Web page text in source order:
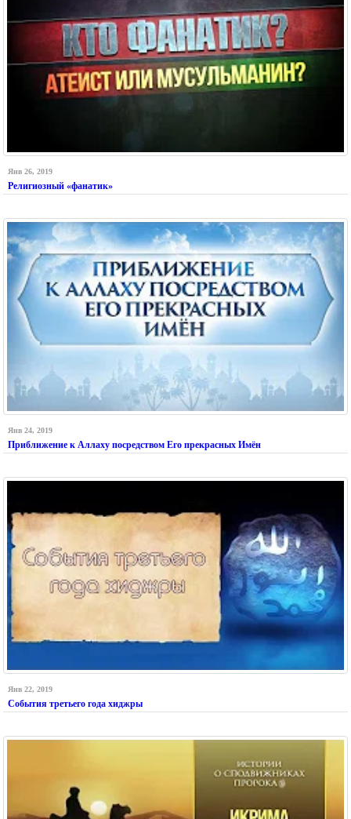
Янв 26, 2019
Религиозный «фанатик»
Янв 24, 2019
Приближение к Аллаху посредством Его прекрасных Имён
Янв 22, 2019
События третьего года хиджры